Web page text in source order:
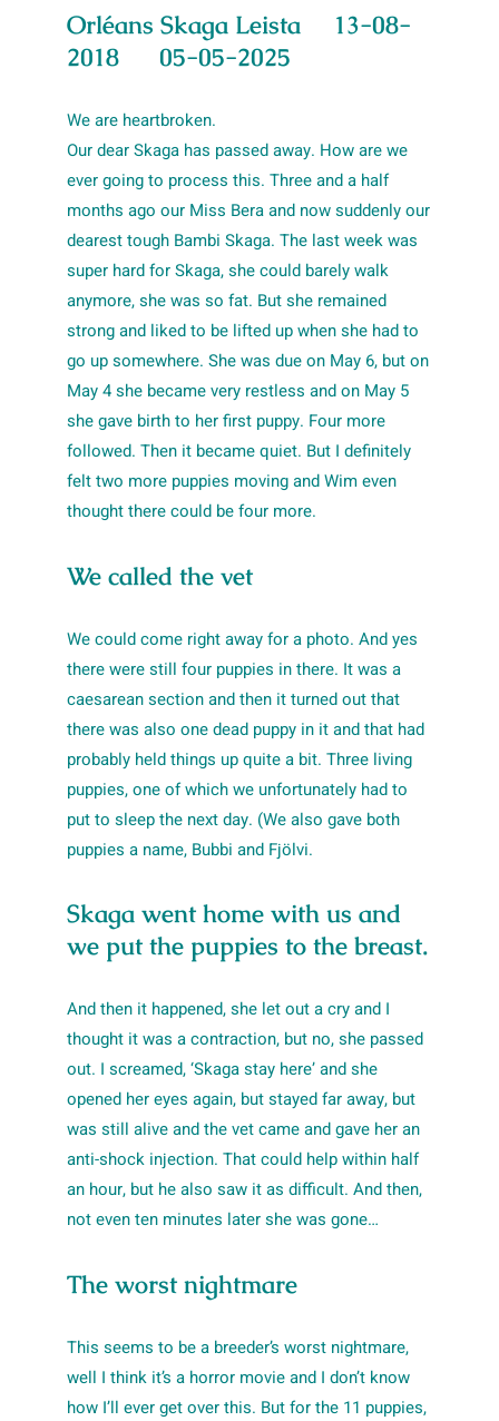
Orléans Skaga Leista 13-08-
2018 05-05-2025
We are heartbroken.
Our dear Skaga has passed away. How are we
ever going to process this. Three and a half
months ago our Miss Bera and now suddenly our
dearest tough Bambi Skaga. The last week was
super hard for Skaga, she could barely walk
anymore, she was so fat. But she remained
strong and liked to be lifted up when she had to
go up somewhere. She was due on May 6, but on
May 4 she became very restless and on May 5
she gave birth to her first puppy. Four more
followed. Then it became quiet. But I definitely
felt two more puppies moving and Wim even
thought there could be four more.
We called the vet
We could come right away for a photo. And yes
there were still four puppies in there. It was a
caesarean section and then it turned out that
there was also one dead puppy in it and that had
probably held things up quite a bit. Three living
puppies, one of which we unfortunately had to
put to sleep the next day. (We also gave both
puppies a name, Bubbi and Fjölvi.
Skaga went home with us and
we put the puppies to the breast.
And then it happened, she let out a cry and I
thought it was a contraction, but no, she passed
out. I screamed, ‘Skaga stay here’ and she
opened her eyes again, but stayed far away, but
was still alive and the vet came and gave her an
anti-shock injection. That could help within half
an hour, but he also saw it as difficult. And then,
not even ten minutes later she was gone…
The worst nightmare
This seems to be a breeder’s worst nightmare,
well I think it’s a horror movie and I don’t know
how I’ll ever get over this. But for the 11 puppies,